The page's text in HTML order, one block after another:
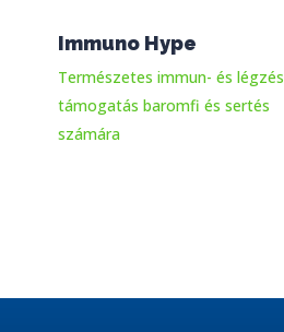
Immuno Hype
Természetes immun- és légzés
támogatás baromfi és sertés
számára